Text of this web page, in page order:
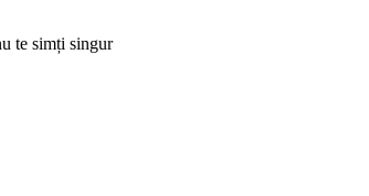
te simți singur